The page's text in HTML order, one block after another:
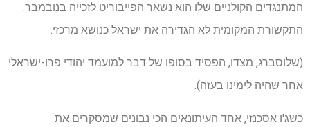
המתנגדים הקולניים שלו הוא נשאר הפייבוריט לזכייה בנובמבר.
התקשורת המקומית לא הגדירה את ישראל כנושא מרכזי.
(שלוסברג, מצדו, הפסיד בסופו של דבר למועמד יהודי פרו-ישראלי
אחר שהיה לימינו בעזה).
כשג'ו אסכנזי, אחד העיתונאים הכי נבונים שמסקרים את